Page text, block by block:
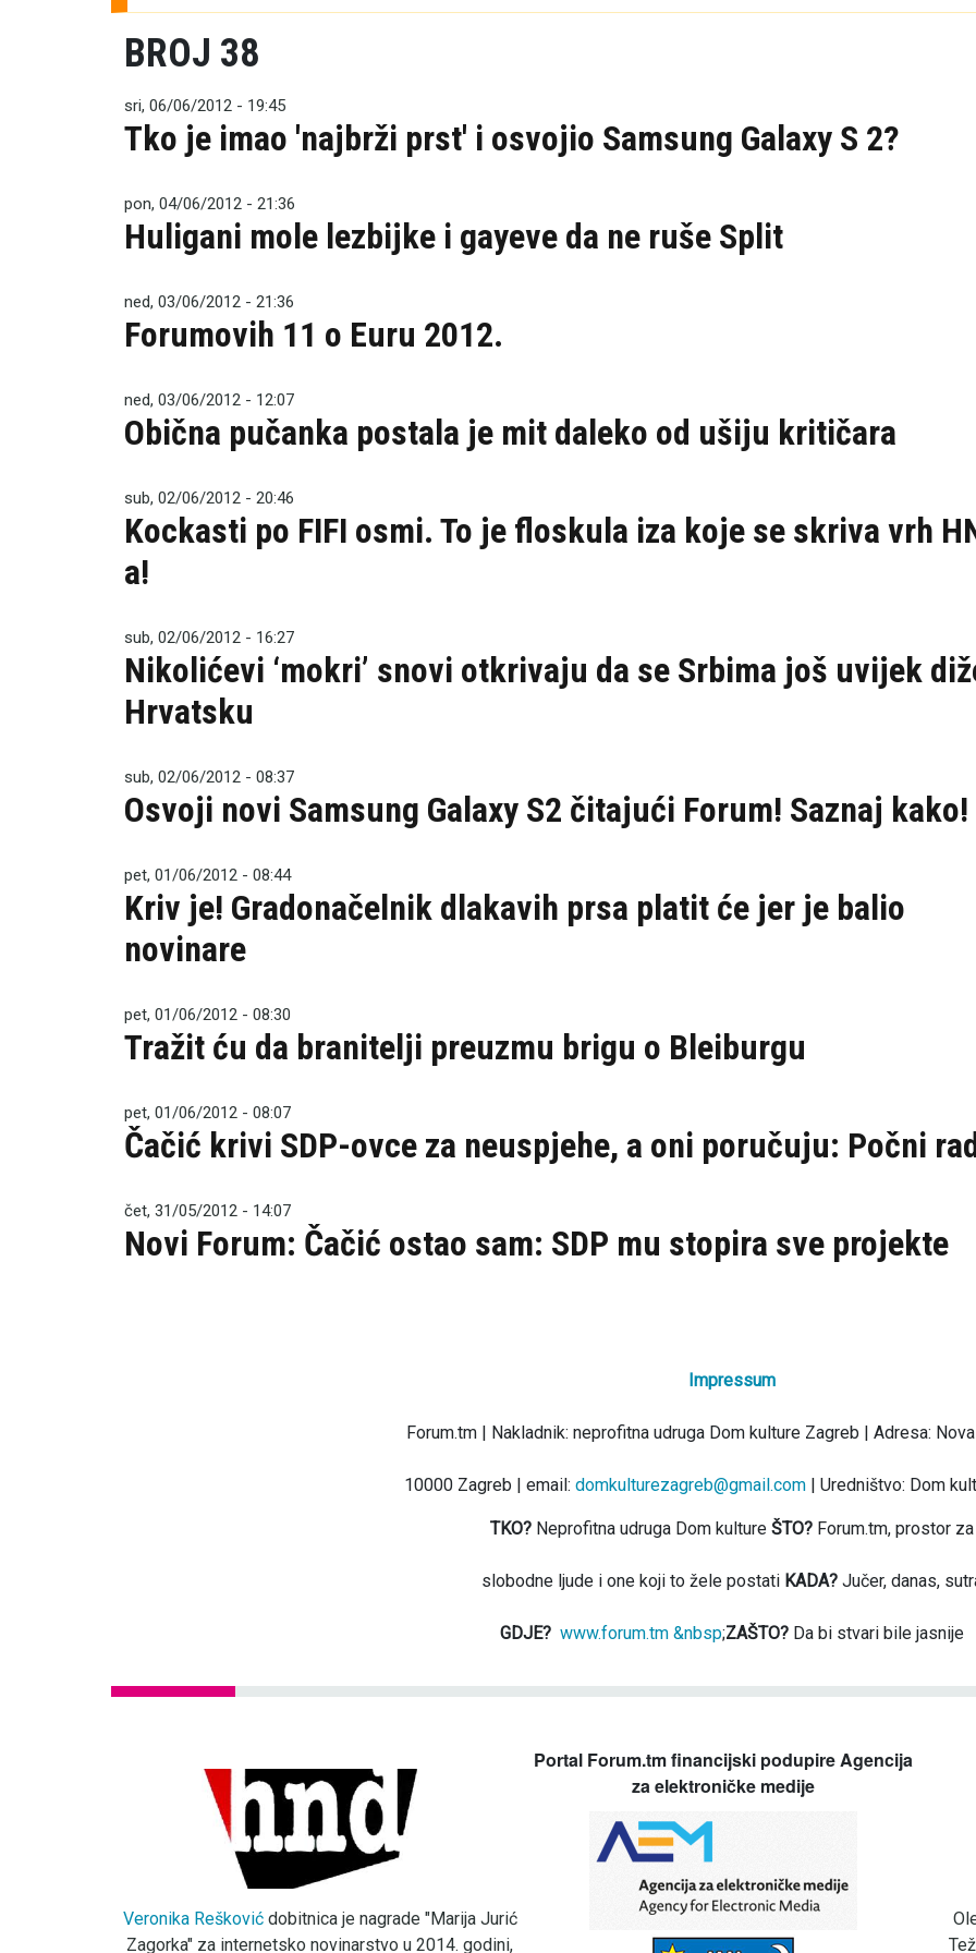
BROJ 38
sri, 06/06/2012 - 19:45
Tko je imao 'najbrži prst' i osvojio Samsung Galaxy S 2?
pon, 04/06/2012 - 21:36
Huligani mole lezbijke i gayeve da ne ruše Split
ned, 03/06/2012 - 21:36
Forumovih 11 o Euru 2012.
ned, 03/06/2012 - 12:07
Obična pučanka postala je mit daleko od ušiju kritičara
sub, 02/06/2012 - 20:46
Kockasti po FIFI osmi. To je floskula iza koje se skriva vrh
a!
sub, 02/06/2012 - 16:27
Nikolićevi ‘mokri’ snovi otkrivaju da se Srbima još uvijek
Hrvatsku
sub, 02/06/2012 - 08:37
Osvoji novi Samsung Galaxy S2 čitajući Forum! Saznaj kako!
pet, 01/06/2012 - 08:44
Kriv je! Gradonačelnik dlakavih prsa platit će jer je balio
novinare
pet, 01/06/2012 - 08:30
Tražit ću da branitelji preuzmu brigu o Bleiburgu
pet, 01/06/2012 - 08:07
Čačić krivi SDP-ovce za neuspjehe, a oni poručuju: Počni
čet, 31/05/2012 - 14:07
Novi Forum: Čačić ostao sam: SDP mu stopira sve projekte
Impressum
Forum.tm | Nakladnik: neprofitna udruga Dom kulture Zagreb | Adresa:
10000 Zagreb | email: domkulturezagreb@gmail.com | Uredništvo: Dom
TKO? Neprofitna udruga Dom kulture ŠTO? Forum.tm, prostor za
slobodne ljude i one koji to žele postati KADA? Jučer, danas,
GDJE? www.forum.tm &nbsp;ZAŠTO? Da bi stvari bile jasnije
Veronika Reškovićdobitnica je nagrade "Marija Jurić
Zagorka" za internetsko novinarstvo u 2014. godini,
Portal Forum.tm financijski podupire Agencija
za elektroničke medije